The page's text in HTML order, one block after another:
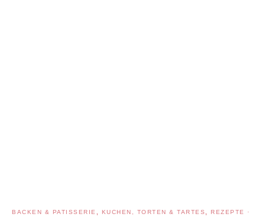
BACKEN & PATISSERIE, KUCHEN, TORTEN & TARTES, REZEPTE
·